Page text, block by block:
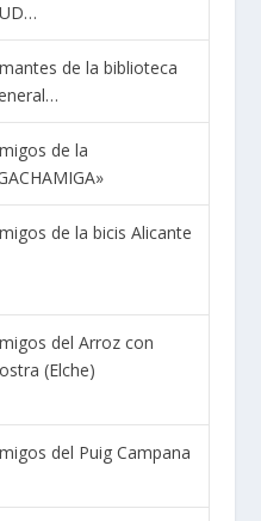
de la biblioteca
de la
de la bicis Alicante
del Arroz con
(Elche)
del Puig Campana